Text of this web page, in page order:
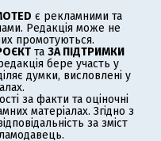
є рекламними та
Редакція може не
промотуються.
та ЗА ПІДТРИМКИ
бере участь у
думки, висловлені у
за факти та оціночні
матеріалах. Згідно з
за зміст